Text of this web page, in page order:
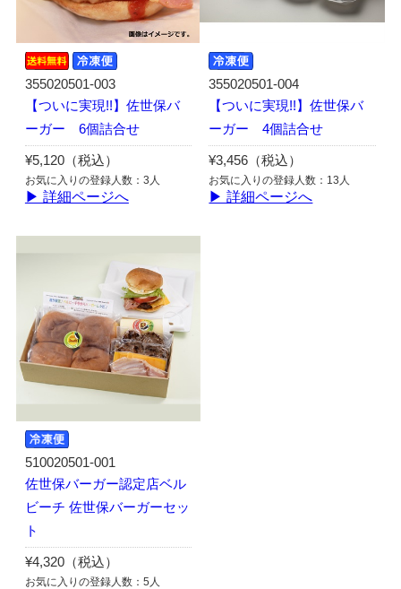
355020501-003
【ついに実現!!】佐世保バ
ーガー 6個詰合せ
¥5,120（税込）
お気に入りの登録人数：3人
▶ 詳細ページへ
355020501-004
【ついに実現!!】佐世保バ
ーガー 4個詰合せ
¥3,456（税込）
お気に入りの登録人数：13人
▶ 詳細ページへ
510020501-001
佐世保バーガー認定店ベル
ビーチ 佐世保バーガーセッ
ト
¥4,320（税込）
お気に入りの登録人数：5人